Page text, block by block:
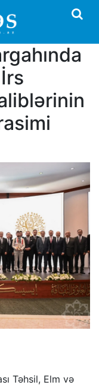
Təhsil, Elm və